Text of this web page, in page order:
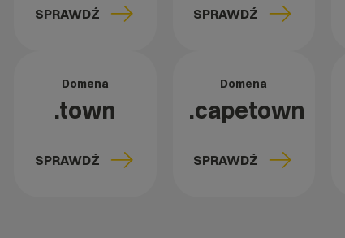
SPRAWDŹ SPRAWDŹ
Domena
.town
SPRAWDŹ
Domena
.capetown
SPRAWDŹ